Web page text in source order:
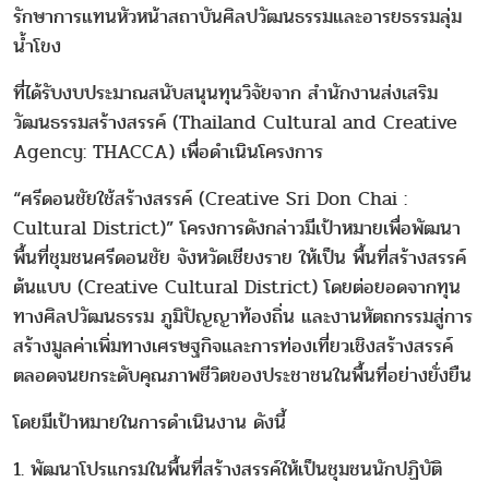
รักษาการแทนหัวหน้าสถาบันศิลปวัฒนธรรมและอารยธรรมลุ่ม
น้ำโขง
ที่ได้รับงบประมาณสนับสนุนทุนวิจัยจาก สำนักงานส่งเสริม
วัฒนธรรมสร้างสรรค์ (Thailand Cultural and Creative
Agency: THACCA) เพื่อดำเนินโครงการ
“ศรีดอนชัยใช้สร้างสรรค์ (Creative Sri Don Chai :
Cultural District)” โครงการดังกล่าวมีเป้าหมายเพื่อพัฒนา
พื้นที่ชุมชนศรีดอนชัย จังหวัดเชียงราย ให้เป็น พื้นที่สร้างสรรค์
ต้นแบบ (Creative Cultural District) โดยต่อยอดจากทุน
ทางศิลปวัฒนธรรม ภูมิปัญญาท้องถิ่น และงานหัตถกรรมสู่การ
สร้างมูลค่าเพิ่มทางเศรษฐกิจและการท่องเที่ยวเชิงสร้างสรรค์
ตลอดจนยกระดับคุณภาพชีวิตของประชาชนในพื้นที่อย่างยั่งยืน
โดยมีเป้าหมายในการดำเนินงาน ดังนี้
1. พัฒนาโปรแกรมในพื้นที่สร้างสรรค์ให้เป็นชุมชนนักปฏิบัติ